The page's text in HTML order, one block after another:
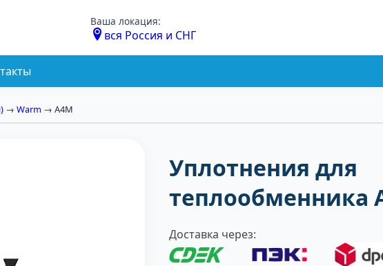
Ваша локация:
вся Россия и СНГ
→ Warm → A4M
Уплотнения для
теплообменника
Доставка через: